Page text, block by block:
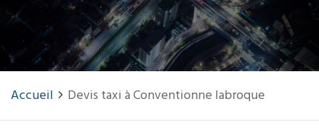
Accueil Devis taxi à Conventionne labroque